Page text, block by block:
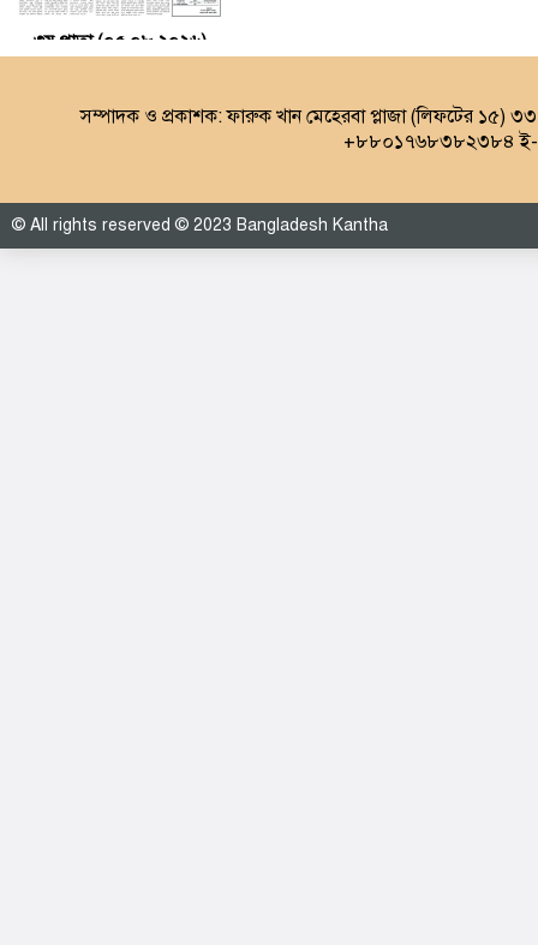
৩য় পাতা (০৫.০৮.২০২৬)
সম্পাদক ও প্রকাশক: ফারুক খান মেহেরবা প্লাজা (লিফটের ১৫)
+৮৮০১৭৬৮৩৮২৩৮৪ ই-
© All rights reserved © 2023 Bangladesh Kantha